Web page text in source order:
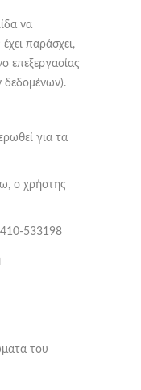
να
παράσχει,
επεξεργασίας
δεδομένων).
για τα
ο χρήστης
533198
του